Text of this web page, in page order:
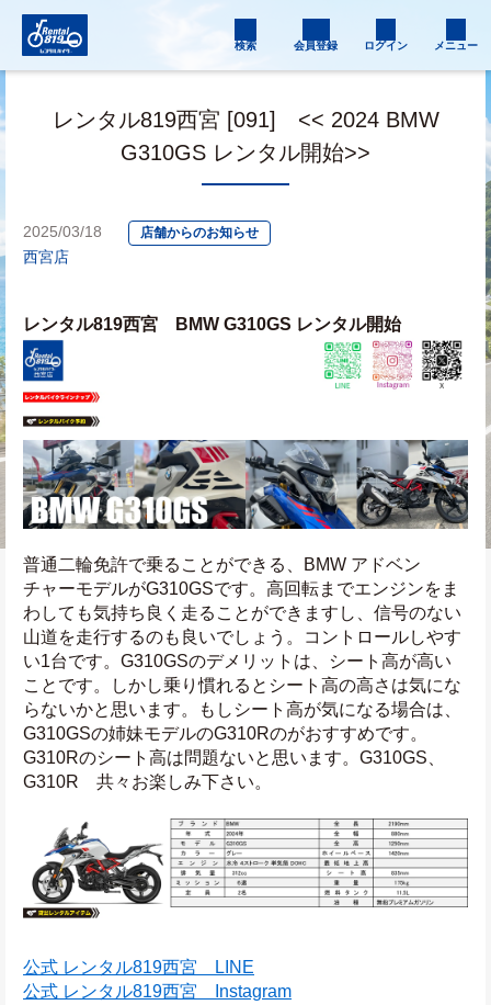
検索 会員登録 ログイン メニュー
レンタル819西宮 [091] << 2024 BMW
G310GS レンタル開始>>
2025/03/18 店舗からのお知らせ
西宮店
レンタル819西宮　BMW G310GS レンタル開始
普通二輪免許で乗ることができる、BMW アドベン
チャーモデルがG310GSです。高回転までエンジンをま
わしても気持ち良く走ることができますし、信号のない
山道を走行するのも良いでしょう。コントロールしやす
い1台です。G310GSのデメリットは、シート高が高い
ことです。しかし乗り慣れるとシート高の高さは気にな
らないかと思います。もしシート高が気になる場合は、
G310GSの姉妹モデルのG310Rのがおすすめです。
G310Rのシート高は問題ないと思います。G310GS、
G310R　共々お楽しみ下さい。
公式 レンタル819西宮　LINE
公式 レンタル819西宮　Instagram